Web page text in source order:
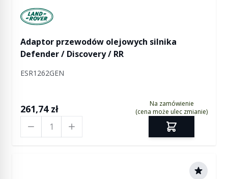
Manufactured by Land rover
Adaptor przewodów olejowych silnika
Defender / Discovery / RR
ESR1262GEN
261,74 zł
Na zamówienie
(cena może ulec zmianie)